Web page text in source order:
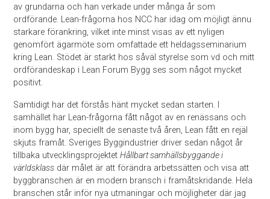
av grundarna och han verkade under många år som
ordförande. Lean-frågorna hos NCC har idag om möjligt ännu
starkare förankring, vilket inte minst visas av ett nyligen
genomfört ägarmöte som omfattade ett heldagsseminarium
kring Lean. Stödet är starkt hos såväl styrelse som vd och mitt
ordförandeskap i Lean Forum Bygg ses som något mycket
positivt.
Samtidigt har det förstås hänt mycket sedan starten. I
samhället har Lean-frågorna fått något av en renässans och
inom bygg har, speciellt de senaste två åren, Lean fått en rejäl
skjuts framåt. Sveriges Byggindustrier driver sedan något år
tillbaka utvecklingsprojektetHållbart samhällsbyggande i
världsklass där målet är att förändra arbetssätten och visa att
byggbranschen är en modern bransch i framåtskridande. Hela
branschen står inför nya utmaningar och möjligheter där jag